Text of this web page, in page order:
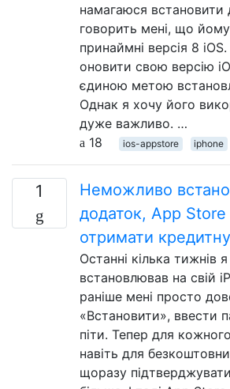
намагаюся встановити
говорить мені, що йому
принаймні версія 8
оновити свою версію
єдиною метою
Однак я хочу його
дуже важливо. …
18
ios-appstore iphone
1
Неможливо
додаток, App Store
отримати
Останні кілька тижнів
встановлював на свій
раніше мені просто
«Встановити», ввести
піти. Тепер для
навіть для
щоразу